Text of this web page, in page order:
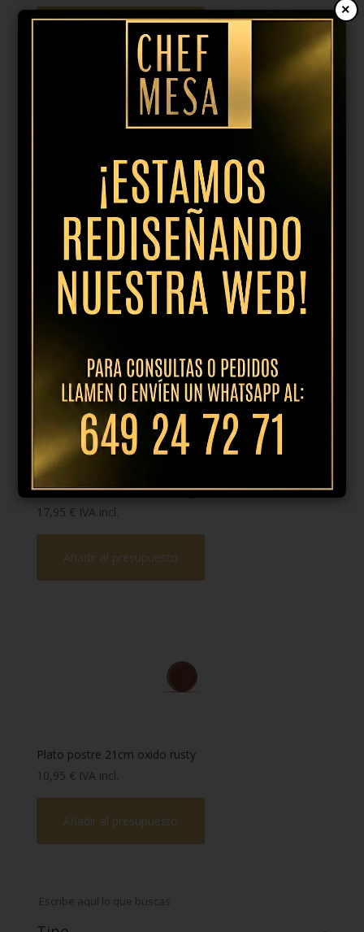
Añadir al presupuesto
Plato llano 26cm oxido rusty
IVA incl.
Añadir al presupuesto
Plato llano 28.5cm oxido rusty
17,95 € IVA incl.
Añadir al presupuesto
Plato postre 21cm oxido rusty
10,95 € IVA incl.
Añadir al presupuesto
×